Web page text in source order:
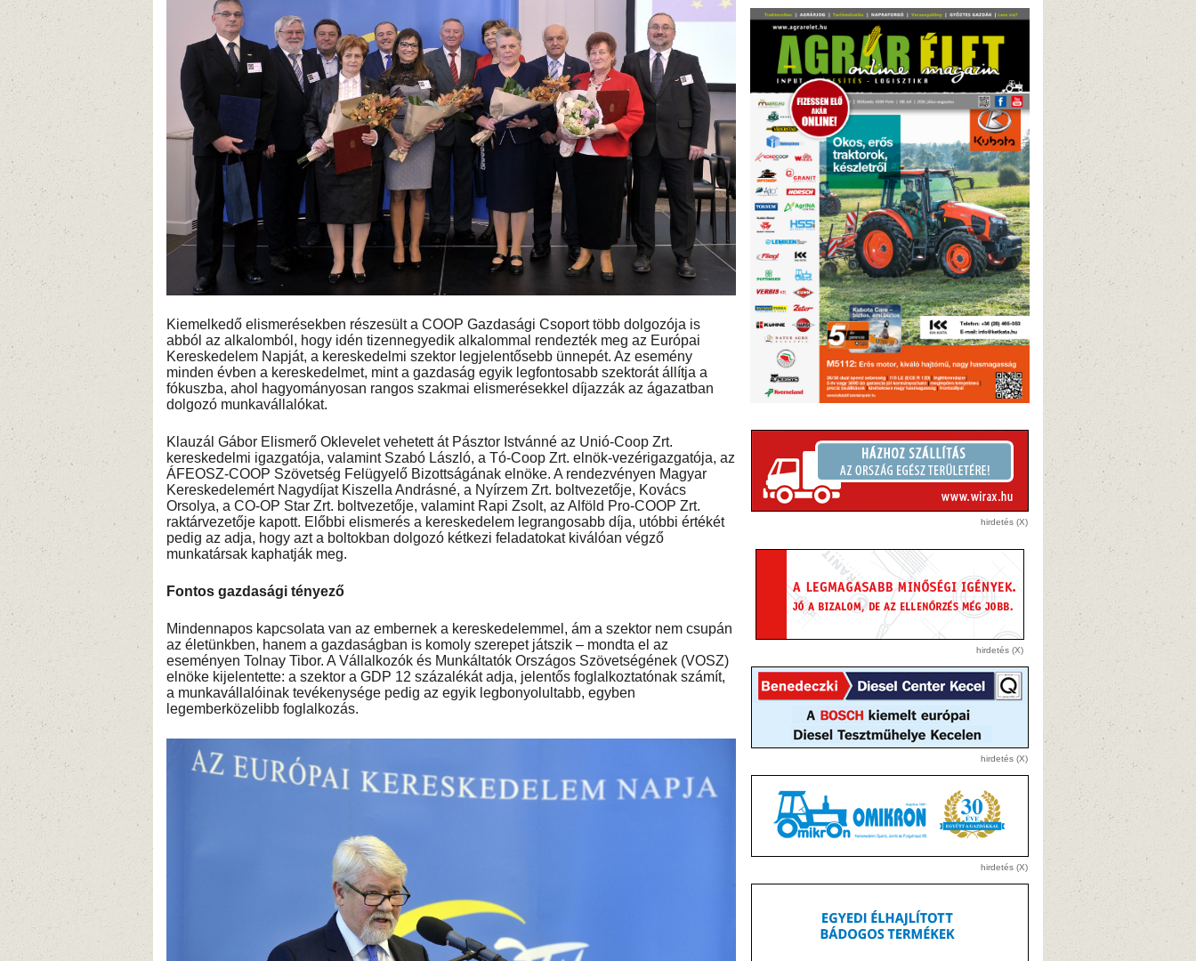
Kiemelkedő elismerésekben részesült a COOP Gazdasági Csoport több dolgozója is
abból az alkalomból, hogy idén tizennegyedik alkalommal rendezték meg az Európai
Kereskedelem Napját, a kereskedelmi szektor legjelentősebb ünnepét. Az esemény
minden évben a kereskedelmet, mint a gazdaság egyik legfontosabb szektorát állítja a
fókuszba, ahol hagyományosan rangos szakmai elismerésekkel díjazzák az ágazatban
dolgozó munkavállalókat.
Klauzál Gábor Elismerő Oklevelet vehetett át Pásztor Istvánné az Unió-Coop Zrt.
kereskedelmi igazgatója, valamint Szabó László, a Tó-Coop Zrt. elnök-vezérigazgatója, az
ÁFEOSZ-COOP Szövetség Felügyelő Bizottságának elnöke. A rendezvényen Magyar
Kereskedelemért Nagydíjat Kiszella Andrásné, a Nyírzem Zrt. boltvezetője, Kovács
Orsolya, a CO-OP Star Zrt. boltvezetője, valamint Rapi Zsolt, az Alföld Pro-COOP Zrt.
raktárvezetője kapott. Előbbi elismerés a kereskedelem legrangosabb díja, utóbbi értékét
pedig az adja, hogy azt a boltokban dolgozó kétkezi feladatokat kiválóan végző
munkatársak kaphatják meg.
Fontos gazdasági tényező
Mindennapos kapcsolata van az embernek a kereskedelemmel, ám a szektor nem csupán
az életünkben, hanem a gazdaságban is komoly szerepet játszik – mondta el az
eseményen Tolnay Tibor. A Vállalkozók és Munkáltatók Országos Szövetségének (VOSZ)
elnöke kijelentette: a szektor a GDP 12 százalékát adja, jelentős foglalkoztatónak számít,
a munkavállalóinak tevékenysége pedig az egyik legbonyolultabb, egyben
legemberközelibb foglalkozás.